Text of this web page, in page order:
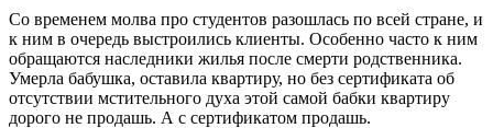
Со временем молва про студентов разошлась по всей стране, и
к ним в очередь выстроились клиенты. Особенно часто к ним
обращаются наследники жилья после смерти родственника.
Умерла бабушка, оставила квартиру, но без сертификата об
отсутствии мстительного духа этой самой бабки квартиру
дорого не продашь. А с сертификатом продашь.